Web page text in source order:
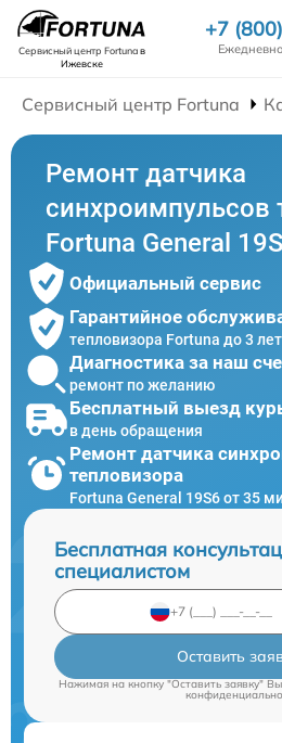
Сервисный центр Fortunaв
Ижевске
+7
Сервисный центр Fortuna
Ремонт датчика
синхроимпульсов
Fortuna General
Официальный сервис
Гарантийное
тепловизора Fortuna до 3 лет
Диагностика за наш
ремонт по желанию
Бесплатный выезд
в день обращения
Ремонт датчика
тепловизора
Fortuna General 19S6 от 35
Бесплатная
специалистом
Оставить
Нажимая на кнопку "Оставить заявку"